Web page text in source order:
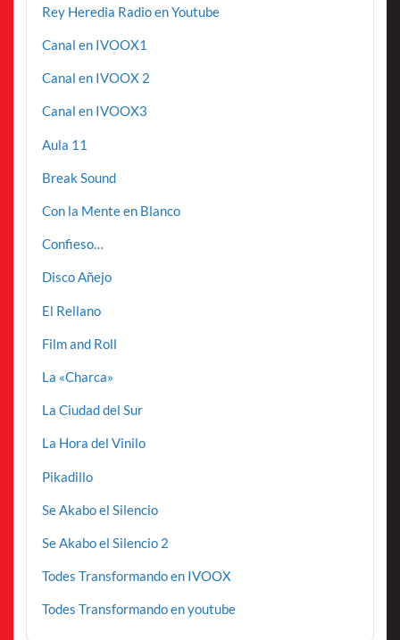
Rey Heredia Radio en Youtube
Canal en IVOOX1
Canal en IVOOX 2
Canal en IVOOX3
Aula 11
Break Sound
Con la Mente en Blanco
Confieso…
Disco Añejo
El Rellano
Film and Roll
La «Charca»
La Ciudad del Sur
La Hora del Vinilo
Pikadillo
Se Akabo el Silencio
Se Akabo el Silencio 2
Todes Transformando en IVOOX
Todes Transformando en youtube